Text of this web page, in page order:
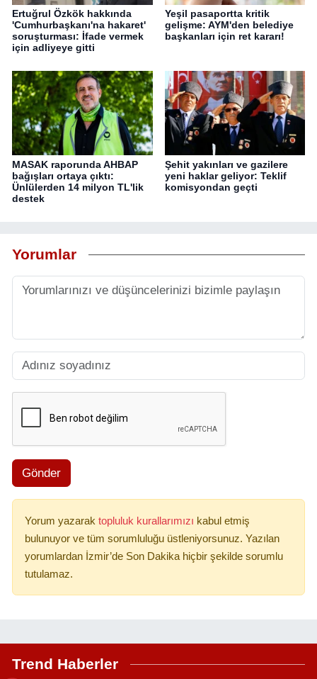
Ertuğrul Özkök hakkında
'Cumhurbaşkanı'na hakaret'
soruşturması: İfade vermek
için adliyeye gitti
Yeşil pasaportta kritik
gelişme: AYM'den belediye
başkanları için ret kararı!
MASAK raporunda AHBAP
bağışları ortaya çıktı:
Ünlülerden 14 milyon TL'lik
destek
Şehit yakınları ve gazilere
yeni haklar geliyor: Teklif
komisyondan geçti
Yorumlar
Gönder
Yorum yazarak topluluk kurallarımızı kabul etmiş
bulunuyor ve tüm sorumluluğu üstleniyorsunuz. Yazılan
yorumlardan İzmir’de Son Dakika hiçbir şekilde sorumlu
tutulamaz.
Trend Haberler